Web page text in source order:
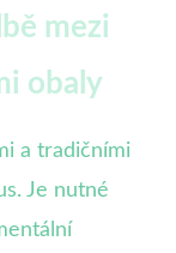
mezi
obaly
a tradičními
Je nutné